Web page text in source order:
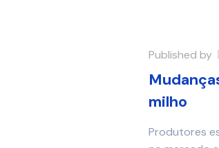
Published by
milho
Produtores